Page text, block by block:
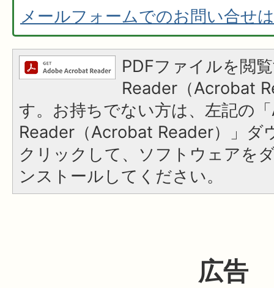
メールフォームでのお問い合せ
PDFファイルを閲
Reader（Acrobat
す。お持ちでない方は、左記の
Reader（Acrobat Reader）」ダ
クリックして、ソフトウェアを
ンストールしてください。
広告